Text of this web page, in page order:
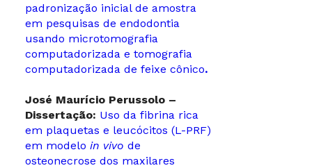
padronização inicial de amostra
em pesquisas de endodontia
usando microtomografia
computadorizada e tomografia
computadorizada de feixe cônico.
José Maurício Perussolo –
Dissertação: Uso da fibrina rica
em plaquetas e leucócitos (L-PRF)
em modelo in vivo de
osteonecrose dos maxilares